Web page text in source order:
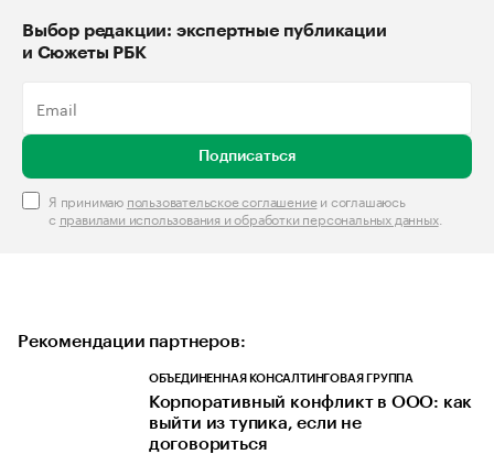
Выбор редакции: экспертные публикации
и Сюжеты РБК
Подписаться
Я принимаю пользовательское соглашениеи соглашаюсь
с правилами использования и обработки персональных данных.
Рекомендации партнеров:
ОБЪЕДИНЕННАЯ КОНСАЛТИНГОВАЯ ГРУППА
Корпоративный конфликт в ООО: как
выйти из тупика, если не
договориться